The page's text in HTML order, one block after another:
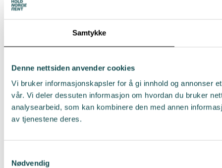
Samtykke
Denne nettsiden anvender cookies
Vi bruker informasjonskapsler for å gi innhold og annonser
vår. Vi deler dessuten informasjon om hvordan du bruker
analysearbeid, som kan kombinere den med annen
av tjenestene deres.
Nødvendig